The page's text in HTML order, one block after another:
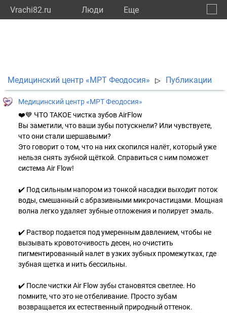
Vrachi82.ru Люди Eще
Медицинский центр «МРТ Феодосия» ▷ Публикации
Медицинский центр «МРТ Феодосия»
❤️💙 ЧТО ТАКОЕ чистка зубов AirFlow
Вы заметили, что ваши зубы потускнели? Или чувствуете,
что они стали шершавыми?
Это говорит о том, что на них скопился налёт, который уже
нельзя снять зубной щёткой. Справиться с ним поможет
система Air Flow!
✔️ Под сильным напором из тонкой насадки выходит поток
воды, смешанный с абразивными микрочастицами. Мощная
волна легко удаляет зубные отложения и полирует эмаль.
✔️ Раствор подается под умеренным давлением, чтобы не
вызывать кровоточивость десен, но очистить
пигментированный налет в узких зубных промежутках, где
зубная щетка и нить бессильны.
✔️ После чистки Air Flow зубы становятся светлее. Но
помните, что это не отбеливание. Просто зубам
возвращается их естественный природный оттенок.